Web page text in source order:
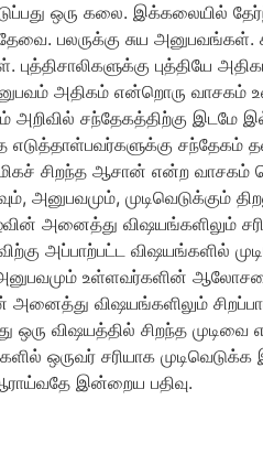
ஒரு கலை. இக்கலையில்
பலருக்கு சுய அனுபவங்கள்.
புத்தியே
அதிகம் என்றொரு வாசகம்
அறிவில் சந்தேகத்திற்கு
சந்தேகம்
சிறந்த ஆசான் என்ற வாசகம்
அனுபவமும், முடிவெடுக்கும்
அனைத்து விஷயங்களிலும்
அப்பாற்பட்ட விஷயங்களில்
உள்ளவர்களின்
அனைத்து விஷயங்களிலும்
ஒரு விஷயத்தில் சிறந்த முடிவை
ஒருவர் சரியாக முடிவெடுக்க
இன்றைய பதிவு.